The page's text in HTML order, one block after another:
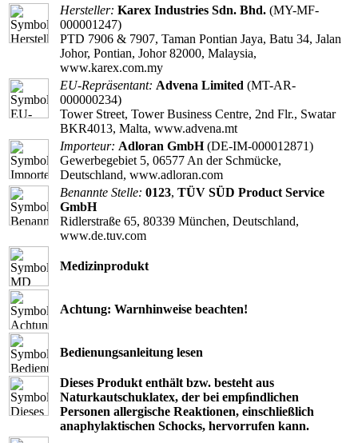
Hersteller: Karex Industries Sdn. Bhd. (MY-MF-
000001247)
PTD 7906 & 7907, Taman Pontian Jaya, Batu 34, Jalan
Johor, Pontian, Johor 82000, Malaysia,
www.karex.com.my
EU-Repräsentant: Advena Limited (MT-AR-
000000234)
Tower Street, Tower Business Centre, 2nd Flr., Swatar
BKR4013, Malta, www.advena.mt
Importeur: Adloran GmbH(DE-IM-000012871)
Gewerbegebiet 5, 06577 An der Schmücke,
Deutschland, www.adloran.com
Benannte Stelle: 0123, TÜV SÜD Product Service
GmbH
Ridlerstraße 65, 80339 München, Deutschland,
www.de.tuv.com
Medizinprodukt
Achtung: Warnhinweise beachten!
Bedienungsanleitung lesen
Dieses Produkt enthält bzw. besteht aus
Naturkautschuklatex, der bei empﬁndlichen
Personen allergische Reaktionen, einschließlich
anaphylaktischen Schocks, hervorrufen kann.